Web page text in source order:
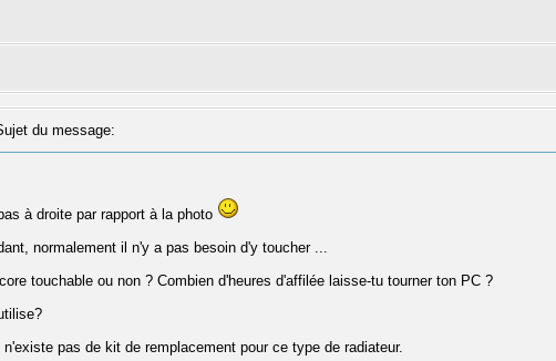
du message:
à droite par rapport à la photo
normalement il n'y a pas besoin d'y toucher ...
touchable ou non ? Combien d'heures d'affilée laisse-tu tourner ton PC ?
pas de kit de remplacement pour ce type de radiateur.